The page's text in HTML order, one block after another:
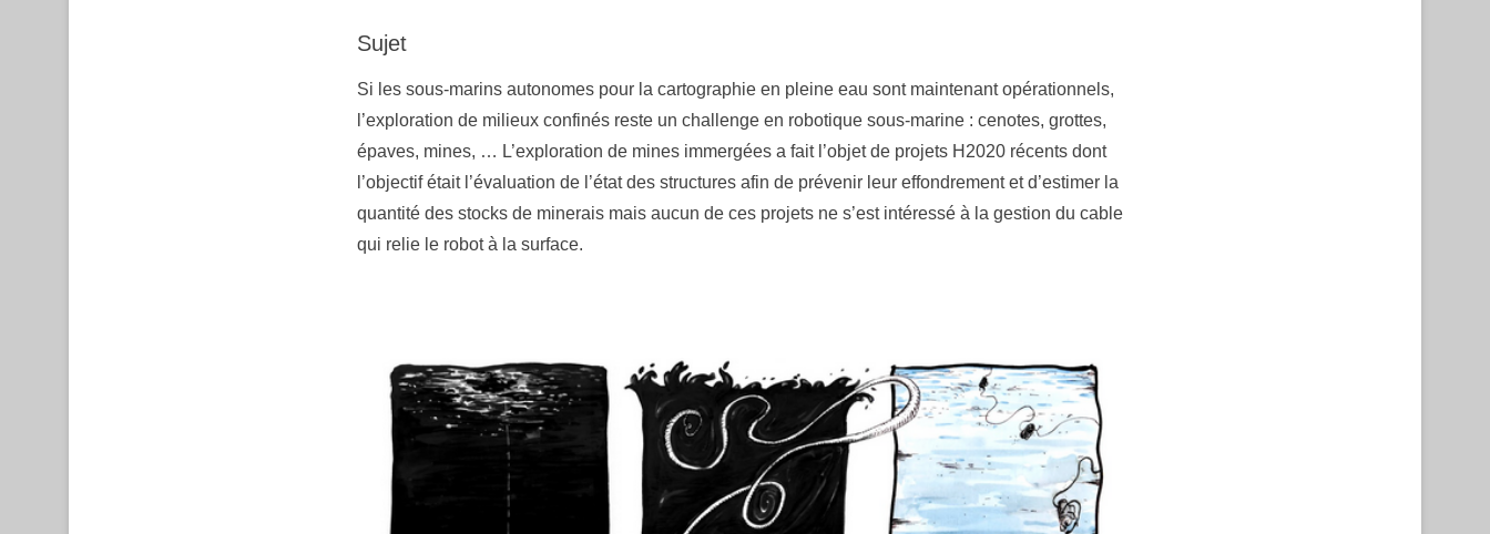
Sujet
Si les sous-marins autonomes pour la cartographie en pleine eau sont maintenant opérationnels,
l’exploration de milieux confinés reste un challenge en robotique sous-marine : cenotes, grottes,
épaves, mines, … L’exploration de mines immergées a fait l’objet de projets H2020 récents dont
l’objectif était l’évaluation de l’état des structures afin de prévenir leur effondrement et d’estimer la
quantité des stocks de minerais mais aucun de ces projets ne s’est intéressé à la gestion du cable
qui relie le robot à la surface.